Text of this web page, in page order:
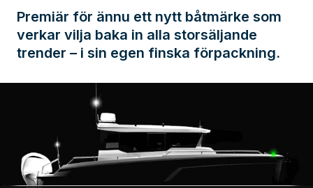
Premiär för ännu ett nytt båtmärke som
verkar vilja baka in alla storsäljande
trender – i sin egen finska förpackning.